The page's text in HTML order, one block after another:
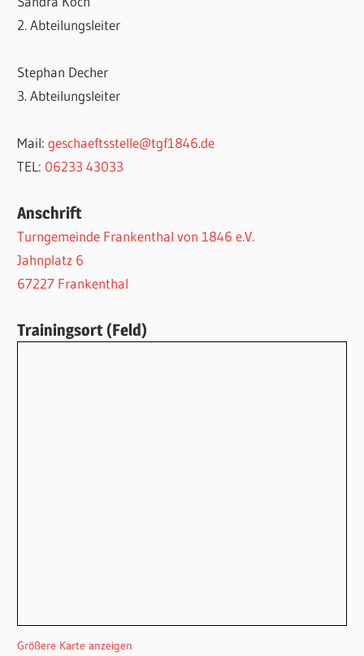
2. Abteilungsleiter
Stephan Decher
3. Abteilungsleiter
Mail:geschaeftsstelle@tgf1846.de
TEL: 06233 43033
Anschrift
Turngemeinde Frankenthal von 1846 e.V.
Jahnplatz 6
67227 Frankenthal
Trainingsort (Feld)
Größere Karte anzeigen